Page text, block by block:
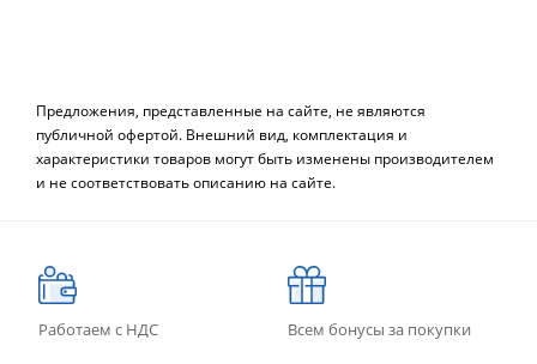
Предложения, представленные на сайте, не являются
публичной офертой. Внешний вид, комплектация и
характеристики товаров могут быть изменены производителем
и не соответствовать описанию на сайте.
Работаем с НДС Всем бонусы за покупки